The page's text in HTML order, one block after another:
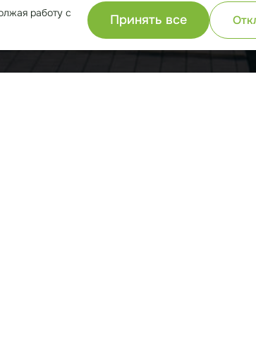
работу с
Принять все